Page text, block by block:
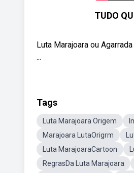
TUDO
Luta Marajoara ou
...
Tags
Luta Marajoara Origem
Marajoara LutaOrigrm
Luta MarajoaraCartoon
RegrasDa Luta Marajoara